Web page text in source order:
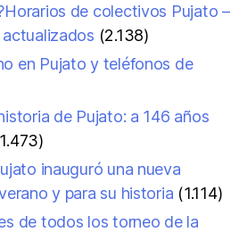
de colectivos Pujato –
actualizados (2.138)
en Pujato y teléfonos de
de Pujato: a 146 años
inauguró una nueva
y para su historia (1.114)
de todos los torneo de la